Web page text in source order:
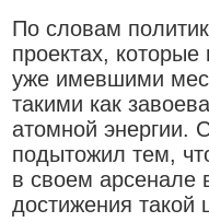
По словам
проектах,
уже имевшими
такими как
атомной энергии.
подытожил тем,
в своем арсенале
достижения такой